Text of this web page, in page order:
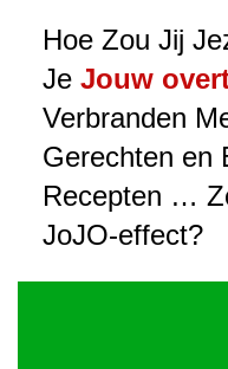
Hoe Zou Jij
Je Jouw
Verbranden
Gerechten en
Recepten …
JoJO-effect?